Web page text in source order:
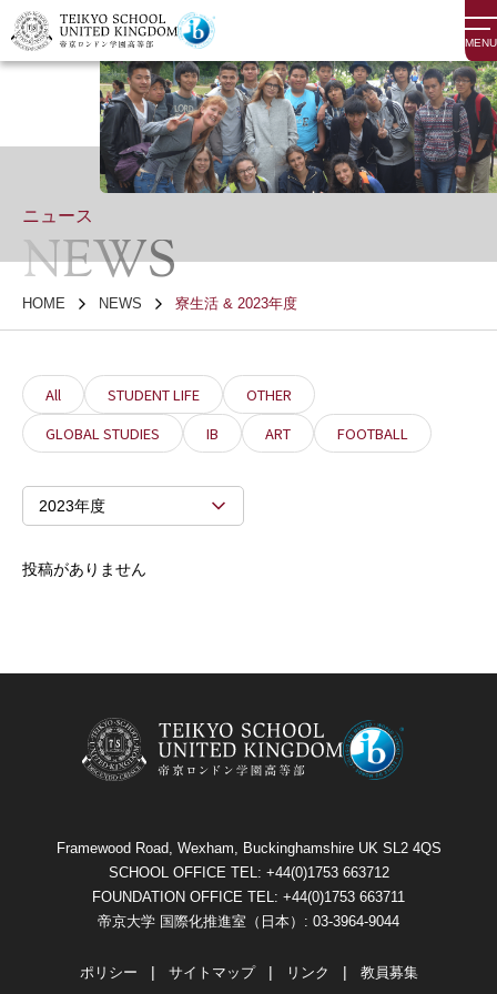
MENU
ニュース
NEWS
HOME NEWS 寮生活 & 2023年度
All STUDENT LIFE
OTHER
GLOBAL STUDIES
IB ART FOOTBALL
2023年度
投稿がありません
Framewood Road, Wexham, Buckinghamshire UK SL2 4QS
SCHOOL OFFICE TEL: +44(0)1753 663712
FOUNDATION OFFICE TEL: +44(0)1753 663711
帝京大学 国際化推進室（日本）: 03-3964-9044
ポリシー サイトマップ リンク 教員募集